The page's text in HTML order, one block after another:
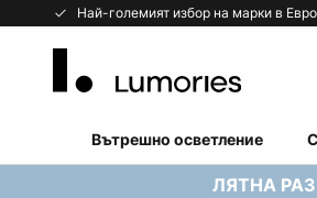
Най-големият избор на марки в
Прескачане
Вътрешно осветление
ЛЯТНА